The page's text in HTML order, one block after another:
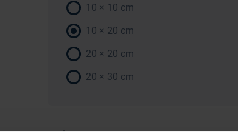
10 × 10 cm
10 × 20 cm
20 × 20 cm
20 × 30 cm